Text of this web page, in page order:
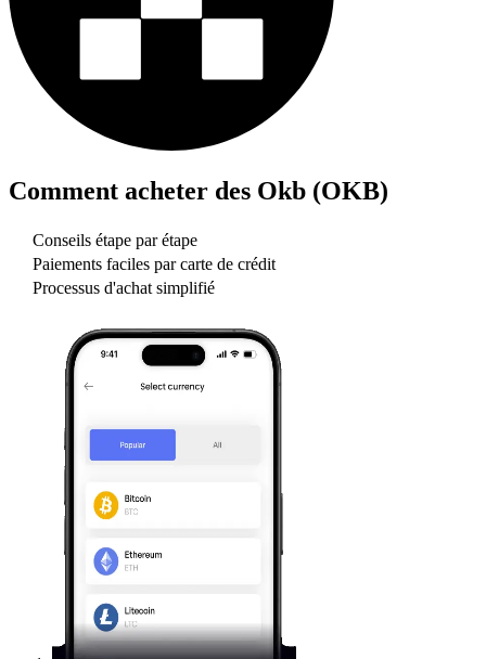
Comment acheter des Okb (OKB)
Conseils étape par étape
Paiements faciles par carte de crédit
Processus d'achat simplifié